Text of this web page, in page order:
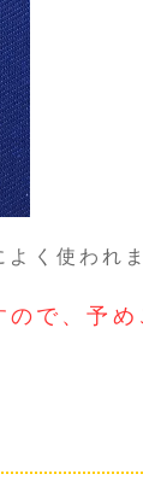
く使われま
で、予め